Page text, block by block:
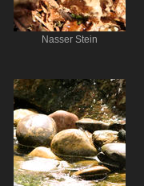
Nasser Stein